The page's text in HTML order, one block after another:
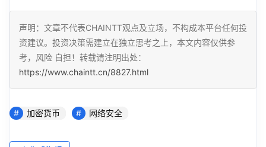
声明：文章不代表CHAINTT观点及立场，不构成本平台任何投
资建议。投资决策需建立在独立思考之上，本文内容仅供参
考，风险 自担！转载请注明出处：
https://www.chaintt.cn/8827.html
加密货币 网络安全